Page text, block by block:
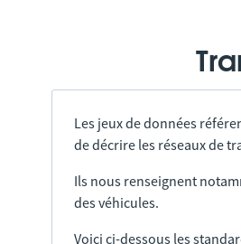
Les jeux de données
de décrire les réseaux de
Ils nous renseignent
des véhicules.
Voici ci-dessous les